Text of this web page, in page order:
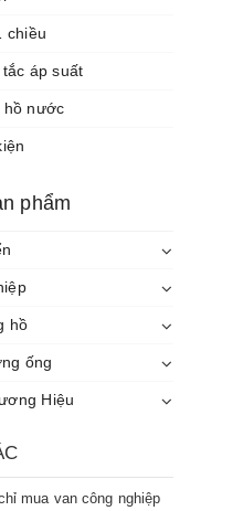
chiều
áp suất
hồ nước
phẩm
hồ
ống
Hiệu
mua van công nghiệp